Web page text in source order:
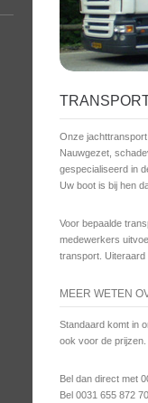
Onze
Nauwgezet,
gespecialiseerd in
Uw boot is bij hen
Voor bepaalde
medewerkers
transport.
MEER WETEN
Standaard komt in
ook voor de prijzen.
Bel dan direct met
Bel 0031 655 872